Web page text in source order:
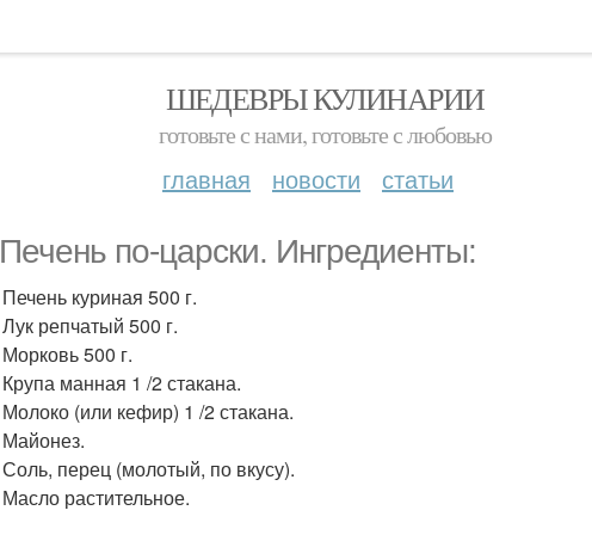
ШЕДЕВРЫ КУЛИНАРИИ
готовьте с нами, готовьте с любовью
главная новости статьи
Печень по-царски. Ингредиенты:
Печень куриная 500 г.
Лук репчатый 500 г.
Морковь 500 г.
Крупа манная 1 /2 стакана.
Молоко (или кефир) 1 /2 стакана.
Майонез.
Соль, перец (молотый, по вкусу).
Масло растительное.